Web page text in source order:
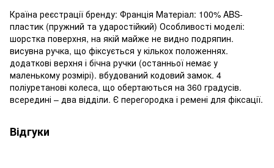
Країна реєстрації бренду: Франція Матеріал: 100% ABS-
пластик (пружний та ударостійкий) Особливості моделі:
шорстка поверхня, на якій майже не видно подряпин.
висувна ручка, що фіксується у кількох положеннях.
додаткові верхня і бічна ручки (останньої немає у
маленькому розмірі). вбудований кодовий замок. 4
поліуретанові колеса, що обертаються на 360 градусів.
всередині – два відділи. Є перегородка і ремені для фіксації.
Відгуки